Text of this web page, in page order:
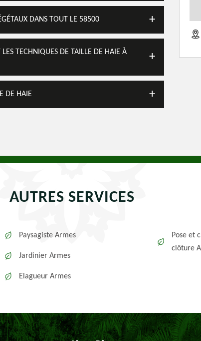
DANS TOUT LE 58500
LES TECHNIQUES DE TAILLE DE HAIE À
DE HAIE
AUTRES SERVICES
Paysagiste Armes
Jardinier Armes
Elagueur Armes
Pose et
clôture